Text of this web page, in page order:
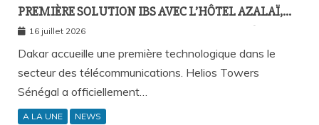
PREMIÈRE SOLUTION IBS AVEC L’HÔTEL AZALAÏ,
NOUVEAU STANDARD DE LA CONNECTIVITÉ
MOBILE À L’INTÉRIEUR DES BÂTIMENTS
16 juillet 2026
Dakar accueille une première technologique dans le
secteur des télécommunications. Helios Towers
Sénégal a officiellement…
A LA UNE NEWS